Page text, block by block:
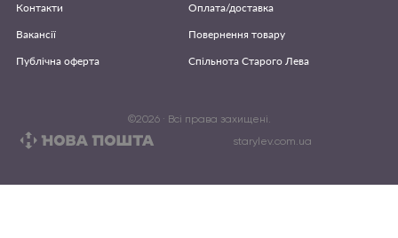
Контакти
Оплата/доставка
Вакансії
Повернення товару
Публічна оферта
Спільнота Старого Лева
©2026· Всі права захищені.
starylev.com.ua